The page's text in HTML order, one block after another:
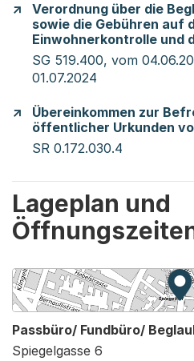
Verordnung über die
sowie die Gebühren auf
Einwohnerkontrolle und
SG 519.400, vom
01.07.2024
Übereinkommen zur
öffentlicher Urkunden
SR 0.172.030.4
Lageplan und
Passbüro/ Fundbüro/
Spiegelgasse 6